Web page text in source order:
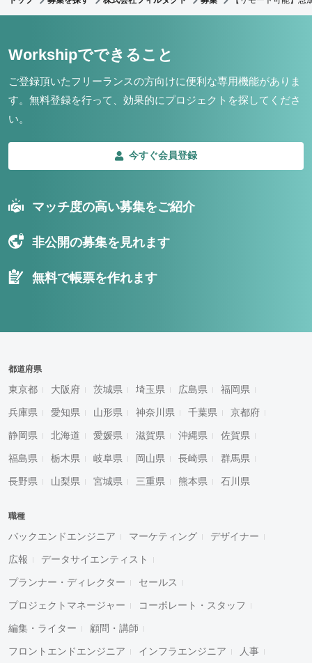
Workshipでできること
ご登録頂いたフリーランスの方向けに便利な専用機能がありま
す。 無料登録を行って、効果的にプロジェクトを探してくださ
い。
今すぐ会員登録
マッチ度の高い募集をご紹介
非公開の募集を見れます
無料で帳票を作れます
都道府県
東京都 大阪府 茨城県 埼玉県 広島県 福岡県
兵庫県 愛知県 山形県 神奈川県 千葉県 京都府
静岡県 北海道 愛媛県 滋賀県 沖縄県 佐賀県
福島県 栃木県 岐阜県 岡山県 長崎県 群馬県
長野県 山梨県 宮城県 三重県 熊本県 石川県
職種
バックエンドエンジニア マーケティング デザイナー
広報 データサイエンティスト
プランナー・ディレクター セールス
プロジェクトマネージャー コーポレート・スタッフ
編集・ライター 顧問・講師
フロントエンドエンジニア インフラエンジニア 人事